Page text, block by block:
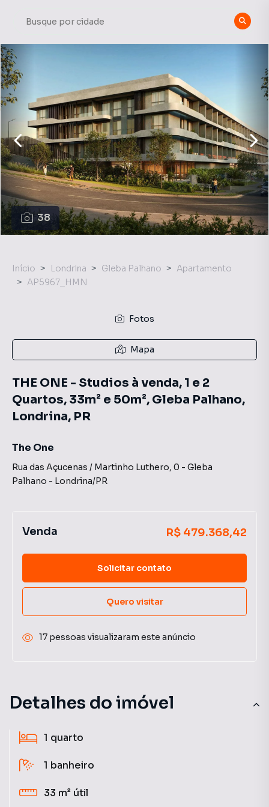
38
Detalhes do imóvel
1 quarto
1 banheiro
33 m² útil
Início Londrina Gleba Palhano
Apartamento
AP5967_HMN
Fotos
Mapa
THE ONE - Studios à venda, 1 e 2
Quartos, 33m² e 50m², Gleba Palhano,
Londrina, PR
The One
Rua das Açucenas / Martinho Luthero, 0 - Gleba
Palhano - Londrina/PR
Venda R$ 479.368,42
Solicitar contato
Quero visitar
17 pessoas visualizaram este anúncio